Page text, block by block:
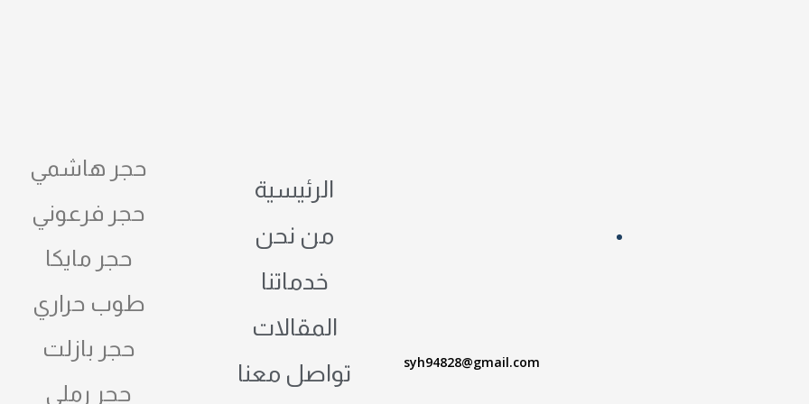
syh94828@gmail.com
الرئيسية
من نحن
خدماتنا
المقالات
تواصل معنا
حجر هاشمي
حجر فرعوني
حجر مايكا
طوب حراري
حجر بازلت
حجر رملي